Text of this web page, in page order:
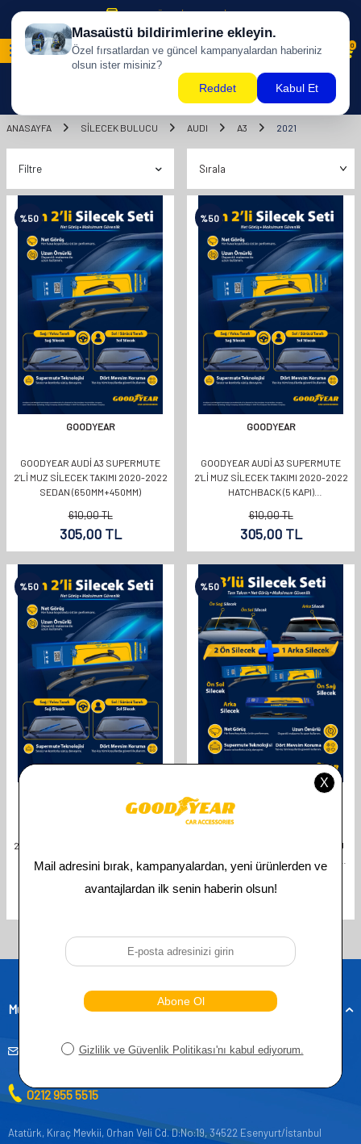
500 TL ÜZERİ KARGO BİZDEN !
0
ANASAYFA SILECEK BULUCU AUDI A3 2021
Filtre
%50
GOODYEAR
GOODYEAR AUDI A3 SUPERMUTE
2'LI MUZ SILECEK TAKIMI 2020-2022
SEDAN (650MM+450MM)
610,00TL
305,00TL
%50
GOODYEAR
GOODYEAR AUDI A3 SUPERMUTE
2'LI MUZ SILECEK TAKIMI 2020-2022
HATCHBACK (5 KAPI)
610,00TL
305,00TL
%50
2'LI MUZ SILECEK TAKIMI 2020-2022
HATCHBACK (3 KAPI)
TL
%50
2020-2026 UYUMLU ÖN ARKA 3'LÜ
MUZ SILECEK SETI (650 MM 450 MM
841,00
Toplam ürün bulunmaktadır.
Müşteri Hizmetleri
musteridestek@goodyearotoaksesuar.com.tr
0212 955 5515
Atatürk, Kıraç Mevkii, Orhan Veli Cd. D:No:19, 34522 Esenyurt/İstanbul